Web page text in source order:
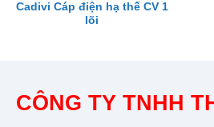
Cadivi Cáp điện hạ thế CV 1
lõi
CÔNG TY TNHH